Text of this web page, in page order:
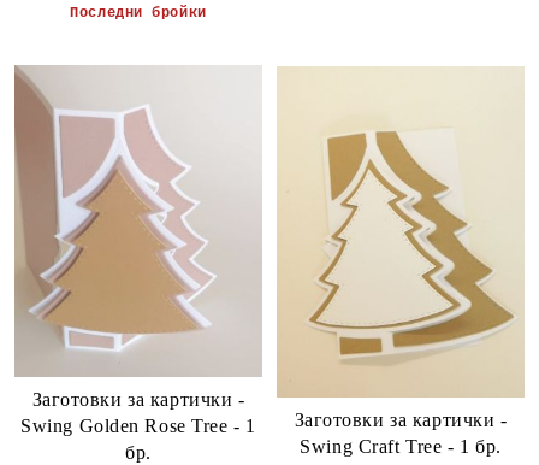
Последни бройки
Заготовки за картички -
Swing Golden Rose Tree - 1
бр.
Заготовки за картички -
Swing Craft Tree - 1 бр.